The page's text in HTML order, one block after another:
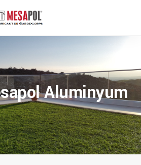
Aluminyum